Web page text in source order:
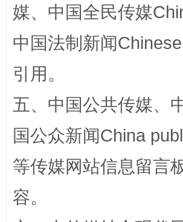
媒、中国全民传媒
中国法制新闻
引用。
五、中国公共传媒、
国公众新闻China
等传媒网站信息留言
容。